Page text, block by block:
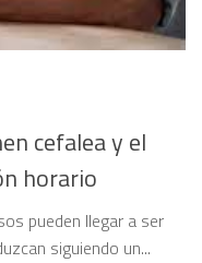
cefalea y el
horario
pueden llegar a ser
siguiendo un...